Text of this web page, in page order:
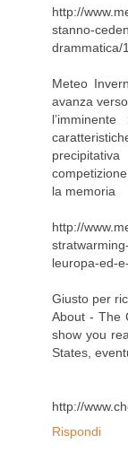
http://
stanno-
drammatica/
Meteo
avanza
la memoria
http://
leuropa-ed-
Giusto per
About - The
show you
States,
http://
Rispondi